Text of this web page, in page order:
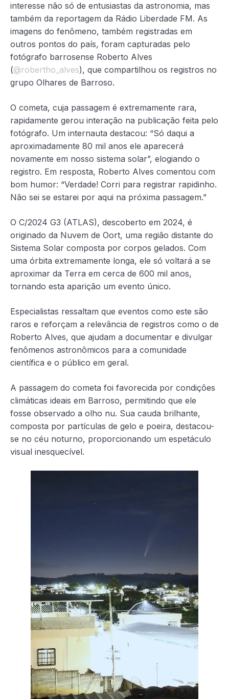
interesse não só de entusiastas da astronomia, mas
também da reportagem da Rádio Liberdade FM. As
imagens do fenômeno, também registradas em
outros pontos do país, foram capturadas pelo
fotógrafo barrosense Roberto Alves
(@robertho_alves), que compartilhou os registros no
grupo Olhares de Barroso.
O cometa, cuja passagem é extremamente rara,
rapidamente gerou interação na publicação feita pelo
fotógrafo. Um internauta destacou: “Só daqui a
aproximadamente 80 mil anos ele aparecerá
novamente em nosso sistema solar”, elogiando o
registro. Em resposta, Roberto Alves comentou com
bom humor: “Verdade! Corri para registrar rapidinho.
Não sei se estarei por aqui na próxima passagem.”
O C/2024 G3 (ATLAS), descoberto em 2024, é
originado da Nuvem de Oort, uma região distante do
Sistema Solar composta por corpos gelados. Com
uma órbita extremamente longa, ele só voltará a se
aproximar da Terra em cerca de 600 mil anos,
tornando esta aparição um evento único.
Especialistas ressaltam que eventos como este são
raros e reforçam a relevância de registros como o de
Roberto Alves, que ajudam a documentar e divulgar
fenômenos astronômicos para a comunidade
científica e o público em geral.
A passagem do cometa foi favorecida por condições
climáticas ideais em Barroso, permitindo que ele
fosse observado a olho nu. Sua cauda brilhante,
composta por partículas de gelo e poeira, destacou-
se no céu noturno, proporcionando um espetáculo
visual inesquecível.